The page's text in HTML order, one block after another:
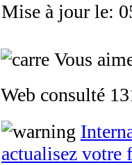
Mise à jour le:
Vous
Web consulté
actualisez votre